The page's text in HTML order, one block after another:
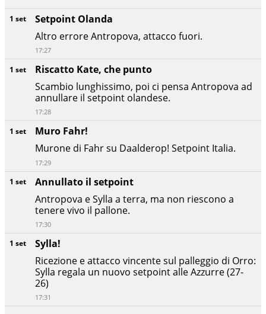
1 set
Sylla!
Ricezione e attacco vincente sul palleggio di Orro:
Sylla regala un nuovo setpoint alle Azzurre (27-
26)
17:31
1 set
Annullato il setpoint
Antropova e Sylla a terra, ma non riescono a
tenere vivo il pallone.
17:30
1 set
Muro Fahr!
Murone di Fahr su Daalderop! Setpoint Italia.
17:29
1 set
Riscatto Kate, che punto
Scambio lunghissimo, poi ci pensa Antropova ad
annullare il setpoint olandese.
17:28
1 set
Setpoint Olanda
Altro errore Antropova, attacco fuori.
17:27